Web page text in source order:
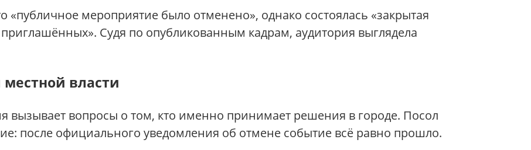
«публичное мероприятие было отменено», однако состоялась «закрытая
Судя по опубликованным кадрам, аудитория выглядела
власти
вызывает вопросы о том, кто именно принимает решения в городе. Посол
после официального уведомления об отмене событие всё равно прошло.